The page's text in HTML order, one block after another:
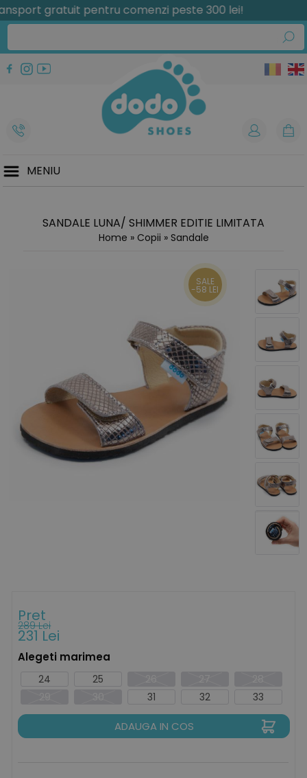
gratuit pentru comenzi peste 300 lei!
MENIU
SANDALE LUNA/ SHIMMER EDITIE LIMITATA
Home » Copii » Sandale
SALE
-58 LEI
Pret
289 Lei
231 Lei
Alegeti marimea
24 25
31 32 33
ADAUGA IN COS